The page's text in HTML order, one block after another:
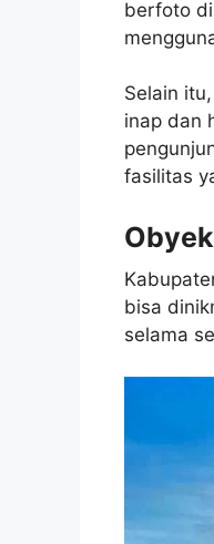
berfoto
Selain
inap dan
fasilitas
bisa
selama